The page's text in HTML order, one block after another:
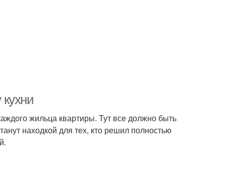
жильца квартиры. Тут все должно быть
находкой для тех, кто решил полностью